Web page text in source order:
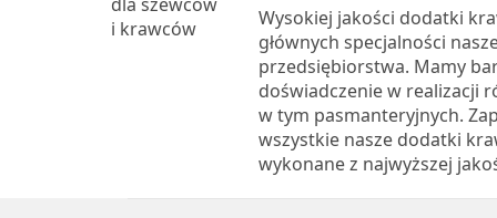
Wysokiej jakości dodatki
głównych specjalności
przedsiębiorstwa. Mamy
doświadczenie w realizacji
w tym pasmanteryjnych.
wszystkie nasze dodatki
wykonane z najwyższej